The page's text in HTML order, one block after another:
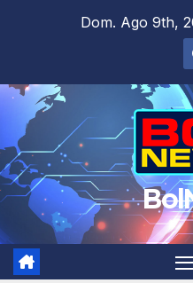
Dom. Ago 9th,